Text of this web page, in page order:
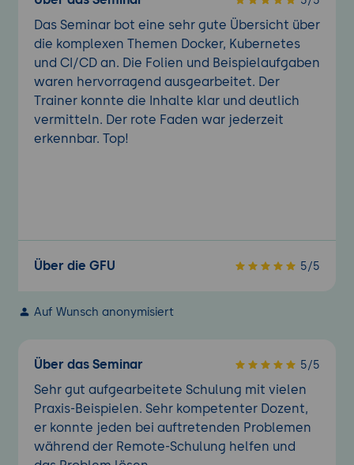
Das Seminar bot eine sehr gute Übersicht über
die komplexen Themen Docker, Kubernetes
und CI/CD an. Die Folien und Beispielaufgaben
waren hervorragend ausgearbeitet. Der
Trainer konnte die Inhalte klar und deutlich
vermitteln. Der rote Faden war jederzeit
erkennbar. Top!
Über die GFU 5/5
Auf Wunsch anonymisiert
Über das Seminar 5/5
Sehr gut aufgearbeitete Schulung mit vielen
Praxis-Beispielen. Sehr kompetenter Dozent,
er konnte jeden bei auftretenden Problemen
während der Remote-Schulung helfen und